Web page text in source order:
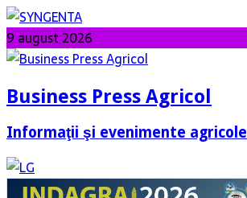
9 august 2026
Business Press Agricol
Informaţii şi evenimente agricole